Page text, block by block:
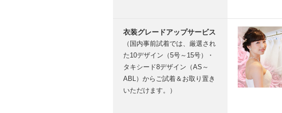
衣装グレードアップサービス
（国内事前試着では、厳選され
た10デザイン（5号～15号）・
タキシード8デザイン（AS～
ABL）からご試着＆お取り置き
いただけます。）